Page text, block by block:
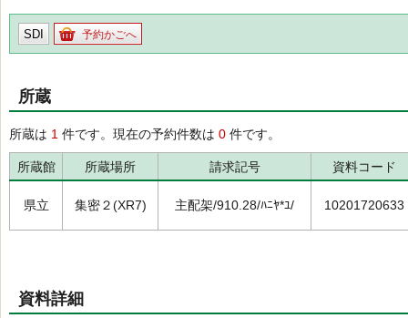
SDI 予約かごへ
所蔵
所蔵は 1 件です。現在の予約件数は 0 件です。
所蔵館 所蔵場所 請求記号 資料コード
県立 集密２(XR7) 主配架/910.28/ﾊﾆﾔ*ﾕ/ 10201720633
資料詳細